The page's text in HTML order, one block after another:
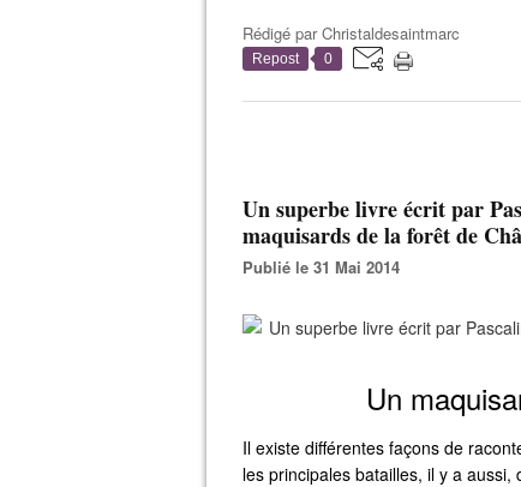
Rédigé parChristaldesaintmarc
Repost 0
Un superbe livre écrit par
maquisards de la forêt de
Publié le 31 Mai 2014
Un
Il existe différentes façons de
les principales batailles, il y a aussi,